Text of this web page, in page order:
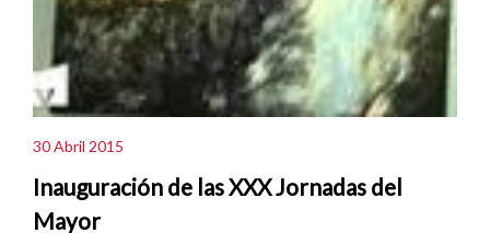
30 Abril 2015
Inauguración de las XXX Jornadas del
Mayor